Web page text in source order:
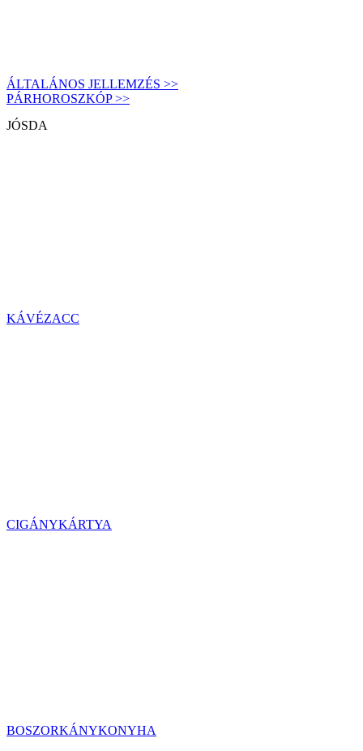
ÁLTALÁNOS JELLEMZÉS >>
PÁRHOROSZKÓP >>
JÓSDA
KÁVÉZACC
CIGÁNYKÁRTYA
BOSZORKÁNYKONYHA